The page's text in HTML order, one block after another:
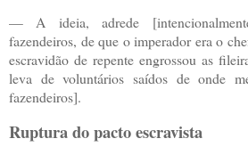
— A ideia, adrede
fazendeiros, de que o imperador era o
escravidão de repente engrossou as
leva de voluntários saídos de onde
fazendeiros].
Ruptura do pacto escravista